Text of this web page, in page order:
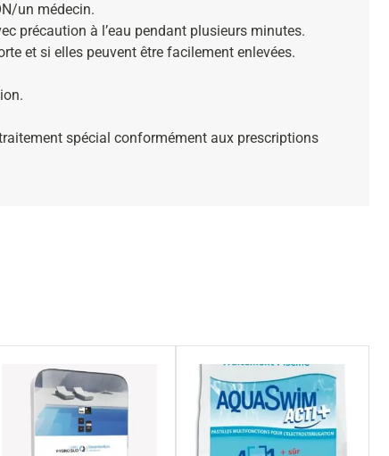
un médecin.
précaution à l’eau pendant plusieurs minutes.
et si elles peuvent être facilement enlevées.
spécial conformément aux prescriptions